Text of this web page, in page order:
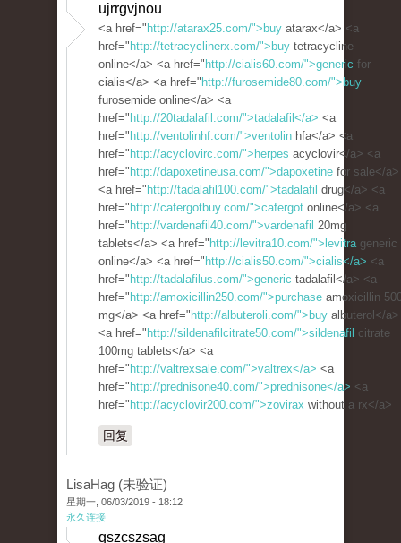
ujrrgvjnou
<a href=" http://atarax25.com/">buy atarax</a> <a
href=" http://tetracyclinerx.com/">buy tetracycline
online</a> <a href=" http://cialis60.com/">generic for
cialis</a> <a href=" http://furosemide80.com/">buy
furosemide online</a> <a
href=" http://20tadalafil.com/">tadalafil</a> <a
href=" http://ventolinhf.com/">ventolin hfa</a> <a
href=" http://acyclovirc.com/">herpes acyclovir</a> <a
href=" http://dapoxetineusa.com/">dapoxetine for sale</a>
<a href=" http://tadalafil100.com/">tadalafil drug</a> <a
href=" http://cafergotbuy.com/">cafergot online</a> <a
href=" http://vardenafil40.com/">vardenafil 20mg
tablets</a> <a href=" http://levitra10.com/">levitrageneric
online</a> <a href=" http://cialis50.com/">cialis</a> <a
href=" http://tadalafilus.com/">generic tadalafil</a> <a
href=" http://amoxicillin250.com/">purchase amoxicillin
mg</a> <a href=" http://albuteroli.com/">buy albuterol</a>
<a href=" http://sildenafilcitrate50.com/">sildenafil citrate
100mg tablets</a> <a
href=" http://valtrexsale.com/">valtrex</a> <a
href=" http://prednisone40.com/">prednisone</a> <a
href=" http://acyclovir200.com/">zovirax without a rx</a>
回复
LisaHag (未验证)
星期一, 06/03/2019 - 18:12
永久连接
qszcszsag